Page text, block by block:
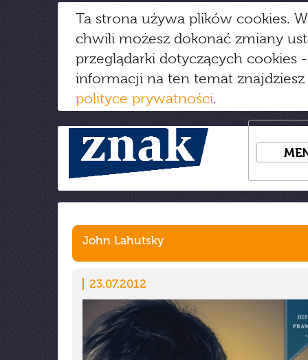
Ta strona używa plików cookies.
chwili możesz dokonać zmiany
przeglądarki dotyczących cookies
informacji na ten temat
polityce prywatności.
John Lahutsky
23.07.2012